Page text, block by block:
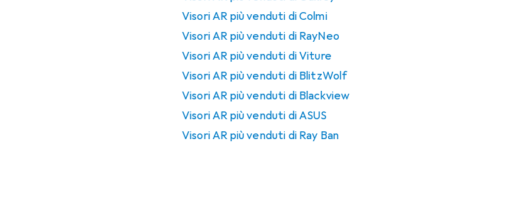
Visori AR più venduti di Colmi
Visori AR più venduti di RayNeo
Visori AR più venduti di Viture
Visori AR più venduti di BlitzWolf
Visori AR più venduti di Blackview
Visori AR più venduti di ASUS
Visori AR più venduti di Ray Ban